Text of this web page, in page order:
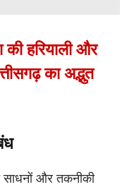
की हरियाली और
का अद्भुत
साधनों और तकनीकी